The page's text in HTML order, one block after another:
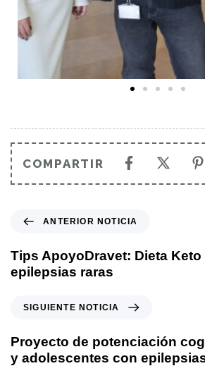
COMPARTIR
ANTERIOR NOTICIA
Tips ApoyoDravet: Dieta Keto
epilepsias raras
SIGUIENTE NOTICIA
Proyecto de potenciación
y adolescentes con